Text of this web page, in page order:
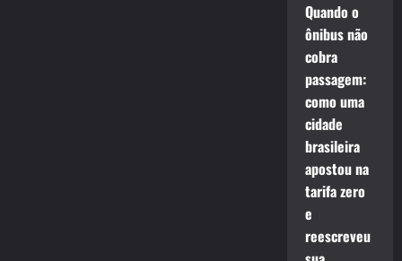
Quando o
ônibus não
cobra
passagem:
como uma
cidade
brasileira
apostou na
tarifa zero
e
reescreveu